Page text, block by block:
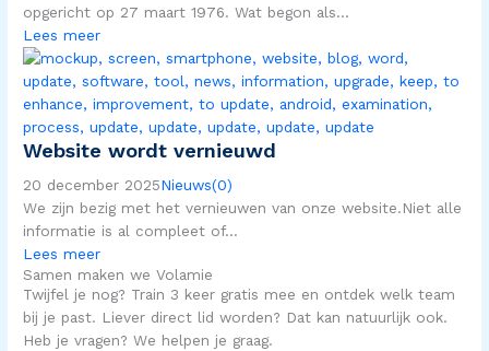
opgericht op 27 maart 1976. Wat begon als...
Lees meer
Website wordt vernieuwd
20 december 2025Nieuws(0)
We zijn bezig met het vernieuwen van onze website.Niet alle
informatie is al compleet of...
Lees meer
Samen maken we Volamie
Twijfel je nog? Train 3 keer gratis mee en ontdek welk team
bij je past. Liever direct lid worden? Dat kan natuurlijk ook.
Heb je vragen? We helpen je graag.